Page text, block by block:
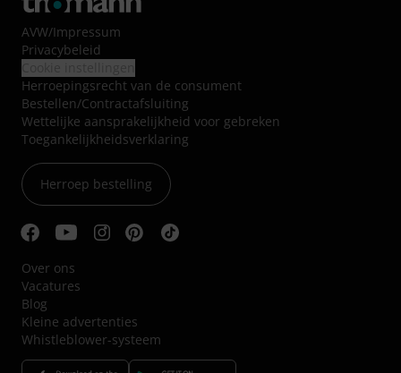
AVW/Impressum
Privacybeleid
Herroepingsrecht van de consument
Bestellen/Contractafsluiting
Wettelijke aansprakelijkheid voor gebreken
Toegankelijkheidsverklaring
Herroep bestelling
Over ons
Vacatures
Blog
Kleine advertenties
Whistleblower-systeem